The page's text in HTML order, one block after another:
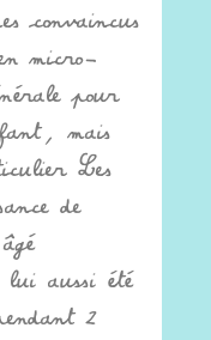
convaincus
micro-
pour
mais
Les
de
aussi été
2